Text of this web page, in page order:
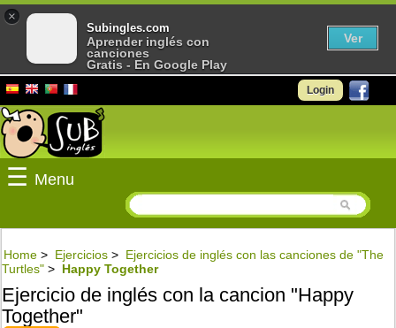
Login
☰ Menu
Home > Ejercicios > Ejercicios de inglés con las canciones de "The
Turtles" > Happy Together
Ejercicio de inglés con la cancion "Happy
Together"
×
Subingles.com
Aprender inglés con
canciones
Gratis - En Google Play
Ver